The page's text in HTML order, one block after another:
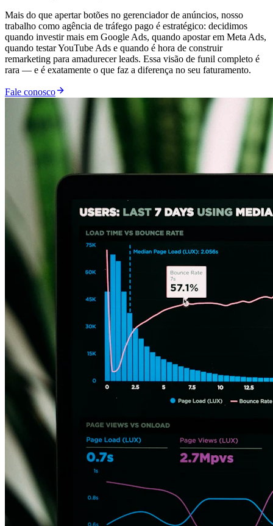
Mais do que apertar botões no gerenciador de anúncios, nosso
trabalho como agência de tráfego pago é estratégico: decidimos
quando investir mais em Google Ads, quando apostar em Meta Ads,
quando testar YouTube Ads e quando é hora de construir
remarketing para amadurecer leads. Essa visão de funil completo é
rara — e é exatamente o que faz a diferença no seu faturamento.
Fale conosco